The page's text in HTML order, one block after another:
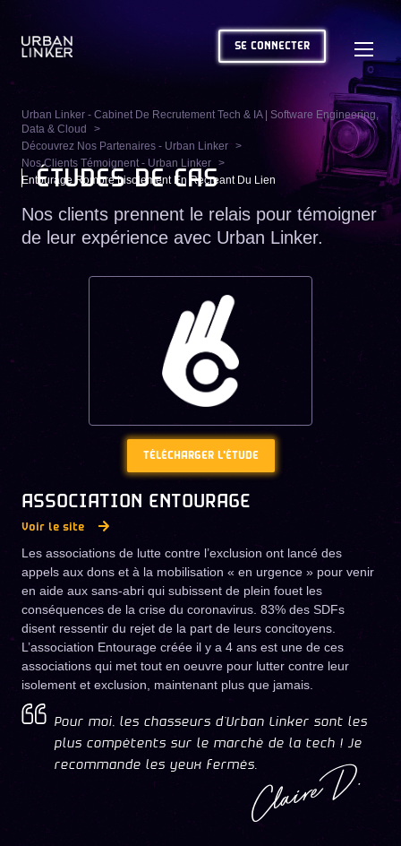
SE CONNECTER
Urban Linker - Cabinet De Recrutement Tech & IA | Software Engineering,
Data & Cloud
Découvrez Nos Partenaires - Urban Linker
Nos Clients Témoignent - Urban Linker
Entourage Rompre Lisolement En Recreant Du Lien
ÉTUDES DE CAS
Nos clients prennent le relais pour témoigner
de leur expérience avec Urban Linker.
TÉLÉCHARGER L'ÉTUDE
ASSOCIATION ENTOURAGE
Voir le site
Les associations de lutte contre l’exclusion ont lancé des
appels aux dons et à la mobilisation « en urgence » pour venir
en aide aux sans-abri qui subissent de plein fouet les
conséquences de la crise du coronavirus. 83% des SDFs
disent ressentir du rejet de la part de leurs concitoyens.
L’association Entourage créée il y a 4 ans est une de ces
associations qui met tout en oeuvre pour lutter contre leur
isolement et exclusion, maintenant plus que jamais.
Pour moi, les chasseurs d’Urban Linker sont les
plus compétents sur le marché de la tech ! Je
recommande les yeux fermés.Claire D.